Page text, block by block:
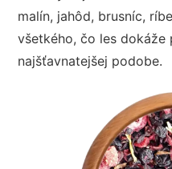
malín, jahôd, brusníc,
všetkého, čo les dokáže
najšťavnatejšej podobe.